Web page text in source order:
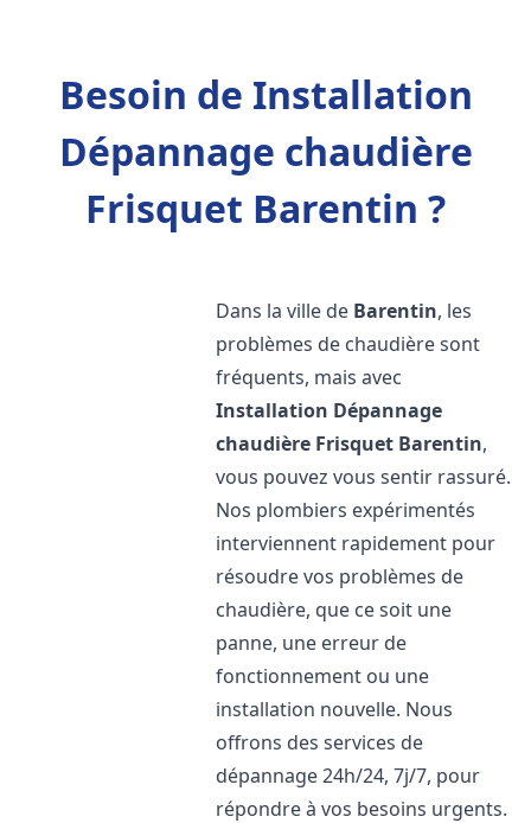
Besoin de Installation
Dépannage chaudière
Frisquet Barentin ?
Dans la ville de Barentin, les
problèmes de chaudière sont
fréquents, mais avec
Installation Dépannage
chaudière Frisquet Barentin,
vous pouvez vous sentir rassuré.
Nos plombiers expérimentés
interviennent rapidement pour
résoudre vos problèmes de
chaudière, que ce soit une
panne, une erreur de
fonctionnement ou une
installation nouvelle. Nous
offrons des services de
dépannage 24h/24, 7j/7, pour
répondre à vos besoins urgents.